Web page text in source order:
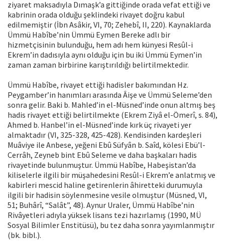
ziyaret maksadıyla Dımaşk’a gittiğinde orada vefat ettiği ve
kabrinin orada olduğu şeklindeki rivayet doğru kabul
edilmemiştir (İbn Asâkir, VI, 70; Zehebî, II, 220). Kaynaklarda
Ümmü Habîbe’nin Ümmü Eymen Bereke adlı bir
hizmetçisinin bulunduğu, hem adı hem künyesi Resûl-i
Ekrem’in dadısıyla aynı olduğu için bu iki Ümmü Eymen’in
zaman zaman birbirine karıştırıldığı belirtilmektedir.
Ümmü Habîbe, rivayet ettiği hadisler bakımından Hz.
Peygamber’in hanımları arasında Âişe ve Ümmü Seleme’den
sonra gelir. Baki b. Mahled’in el-Müsned’inde onun altmış beş
hadis rivayet ettiği belirtilmekte (Ekrem Ziyâ el-Ömerî, s. 84),
Ahmed b. Hanbel’in el-Müsned’inde kırk üç rivayeti yer
almaktadır (VI, 325-328, 425-428). Kendisinden kardeşleri
Muâviye ile Anbese, yeğeni Ebû Süfyân b. Saîd, kölesi Ebü’l-
Cerrâh, Zeyneb bint Ebû Seleme ve daha başkaları hadis
rivayetinde bulunmuştur. Ümmü Habîbe, Habeşistan’da
kiliselerle ilgili bir müşahedesini Resûl-i Ekrem’e anlatmış ve
kabirleri mescid haline getirenlerin âhiretteki durumuyla
ilgili bir hadisin söylenmesine vesile olmuştur (Müsned, VI,
51; Buhârî, “Salât”, 48). Aynur Uraler, Ümmü Habîbe’nin
Rivâyetleri adıyla yüksek lisans tezi hazırlamış (1990, MÜ
Sosyal Bilimler Enstitüsü), bu tez daha sonra yayımlanmıştır
(bk. bibl.).